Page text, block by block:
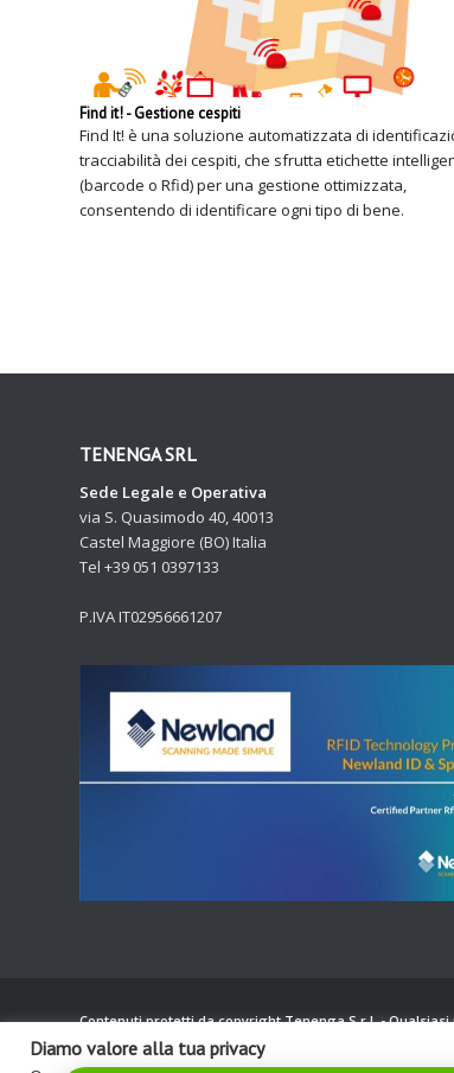
Find it! - Gestione cespiti
Find It! è una soluzione automatizzata di
tracciabilità dei cespiti, che sfrutta etichette
(barcode o Rfid) per una gestione ottimizzata,
consentendo di identificare ogni tipo di bene.
TENENGA SRL
Sede Legale e Operativa
via S. Quasimodo 40, 40013
Castel Maggiore (BO) Italia
Tel +39 051 0397133
P.IVA IT02956661207
Contenuti protetti da copyright Tenenga S.r.l.- Qualsiasi
Diamo valore alla tua privacy